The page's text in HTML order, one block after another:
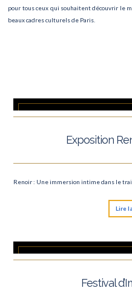
pour tous ceux qui souhaitent découvrir le
beaux cadres culturels de Paris.
Exposition
Renoir : Une immersion intime dans le
Lire
Festival